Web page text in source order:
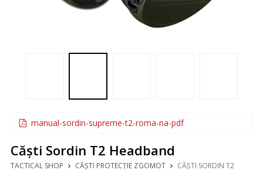
manual-sordin-supreme-t2-roma-na-pdf
Căști Sordin T2 Headband
TACTICAL SHOP CĂȘTI PROTECȚIE ZGOMOT
CĂȘTI SORDIN T2